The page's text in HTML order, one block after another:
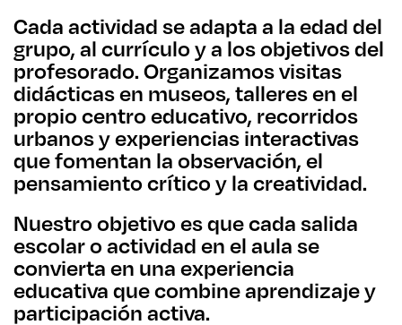
Cada actividad se adapta a la edad del
grupo, al currículo y a los objetivos del
profesorado. Organizamos visitas
didácticas en museos, talleres en el
propio centro educativo, recorridos
urbanos y experiencias interactivas
que fomentan la observación, el
pensamiento crítico y la creatividad.
Nuestro objetivo es que cada salida
escolar o actividad en el aula se
convierta en una experiencia
educativa que combine aprendizaje y
participación activa.